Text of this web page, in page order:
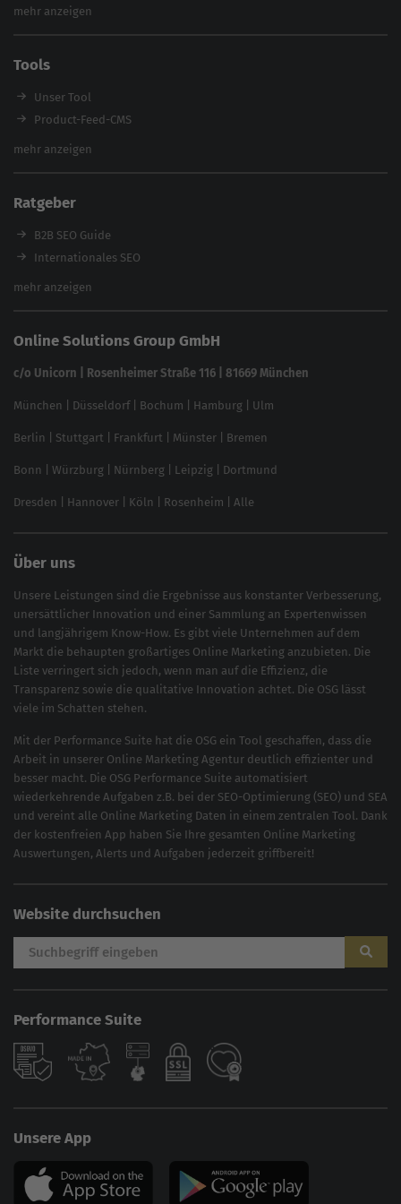
Inhouse SEO Agentur
Enterprise SEO Agentur
Workshops
mehr anzeigen
Tools
Unser Tool
Product-Feed-CMS
Website Analyse
Backlink-Check
Ladezeiten-Check
Brand Protection Tool
Website SEO Check
feed2content.ai
mehr anzeigen
Ratgeber
B2B SEO Guide
Internationales SEO
eCommerce SEO
In ChatGPT gefunden werden
Linkbuilding 2025
Local SEO
SEO für Online Shops
Brand Monitoring 2025
mehr anzeigen
Online Solutions Group GmbH
c/o Unicorn | Rosenheimer Straße 116 | 81669 München
München Düsseldorf| Bochum Hamburg Ulm
Berlin Stuttgart Frankfurt Münster Bremen
Bonn Würzburg Nürnberg Leipzig Dortmund
Dresden Hannover Köln Rosenheim Alle
Über uns
Unsere Leistungen sind die Ergebnisse aus konstanter Verbesserung,
unersättlicher Innovation und einer Sammlung an Expertenwissen
und langjährigem Know-How. Es gibt viele Unternehmen auf dem
Markt die behaupten großartiges Online Marketing anzubieten. Die
Liste verringert sich jedoch, wenn man auf die Effizienz, die
Transparenz sowie die qualitative Innovation achtet. Die OSG lässt
viele im Schatten stehen.
Mit der Performance Suite hat die OSG ein Tool geschaffen, dass die
Arbeit in unserer Online Marketing Agentur deutlich effizienter und
besser macht. Die OSG Performance Suite automatisiert
wiederkehrende Aufgaben z.B. bei der SEO-Optimierung (SEO) und SEA
und vereint alle Online Marketing Daten in einem zentralen Tool. Dank
der kostenfreien App haben Sie Ihre gesamten Online Marketing
Auswertungen, Alerts und Aufgaben jederzeit griffbereit!
Website durchsuchen
Performance Suite
Unsere App